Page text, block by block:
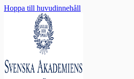
Hoppa till huvudinnehåll